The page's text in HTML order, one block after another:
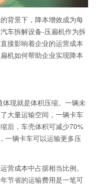
背景下，降本增效成为每
车拆解设备-压扁机作为拆
接影响着企业的运营成本
机如何帮助企业实现降本
现就是体积压缩。一辆未
大量运输空间，一辆卡车
后，车壳体积可减少70%
一辆卡车可以运输更多压
营成本中占据相当比例。
节省的运输费用是一笔可